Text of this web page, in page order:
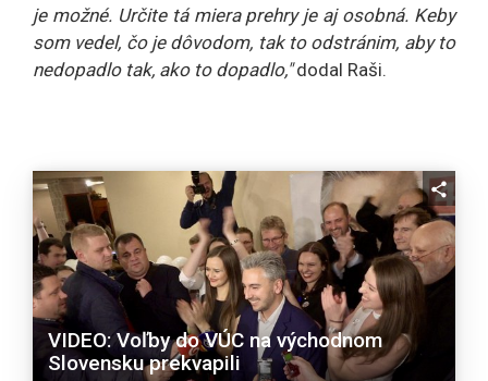
je možné. Určite tá miera prehry je aj osobná. Keby
som vedel, čo je dôvodom, tak to odstránim, aby to
nedopadlo tak, ako to dopadlo,"dodal Raši.
VIDEO: Voľby do VÚC na východnom
Slovensku prekvapili